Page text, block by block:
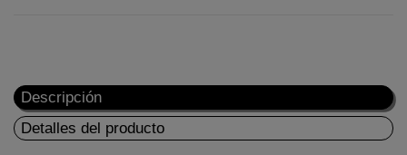
Descripción
Detalles del producto